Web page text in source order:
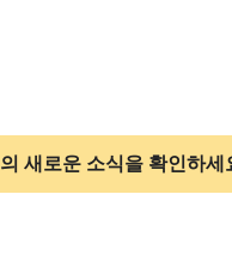
새로운 소식을 확인하세